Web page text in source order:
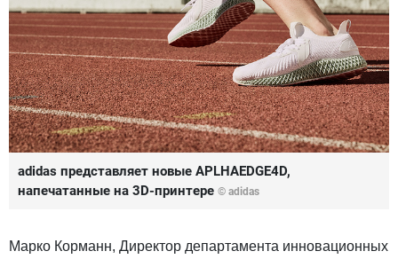
adidas представляет новые APLHAEDGE4D,
напечатанные на 3D-принтере © adidas
Марко Корманн, Директор департамента инновационных